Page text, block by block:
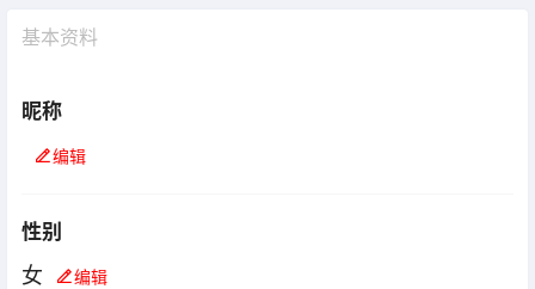
基本资料
昵称
编辑
性别
女 编辑